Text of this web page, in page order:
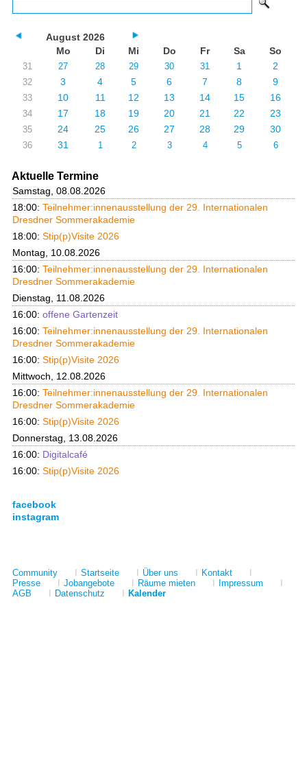
August 2026
Mo
Di Mi Do Fr Sa So
31 27 28 29 30 31 1 2
32 3 4 5 6 7 8 9
33 10 11 12 13 14 15 16
34 17 18 19 20 21 22 23
35 24 25 26 27 28 29 30
36 31 1 2 3 4 5 6
Aktuelle Termine
Samstag, 08.08.2026
18:00: Teilnehmer:innenausstellung der 29. Internationalen
Dresdner Sommerakademie
18:00: Stip(p)Visite 2026
Montag, 10.08.2026
16:00: Teilnehmer:innenausstellung der 29. Internationalen
Dresdner Sommerakademie
Dienstag, 11.08.2026
16:00: offene Gartenzeit
16:00: Teilnehmer:innenausstellung der 29. Internationalen
Dresdner Sommerakademie
16:00: Stip(p)Visite 2026
Mittwoch, 12.08.2026
16:00: Teilnehmer:innenausstellung der 29. Internationalen
Dresdner Sommerakademie
16:00: Stip(p)Visite 2026
Donnerstag, 13.08.2026
16:00: Digitalcafé
16:00: Stip(p)Visite 2026
facebook
instagram
Community Startseite Über uns Kontakt
Presse
Jobangebote Räume mieten Impressum
AGB
Datenschutz Kalender